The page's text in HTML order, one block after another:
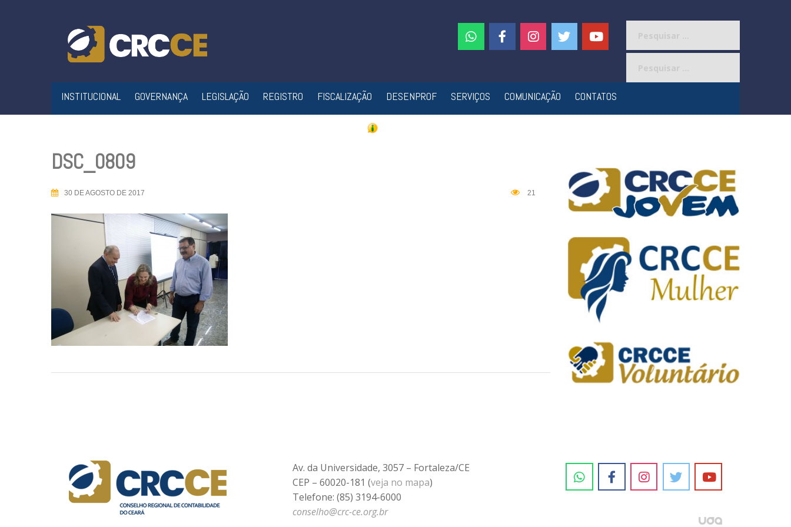
INSTITUCIONAL GOVERNANÇA LEGISLAÇÃO REGISTRO FISCALIZAÇÃO DESENPROF SERVIÇOS COMUNICAÇÃO CONTATOS
DSC_0809
30 DE AGOSTO DE 2017 21
Av. da Universidade, 3057 – Fortaleza/CE
CEP – 60020-181 (veja no mapa)
Telefone: (85) 3194-6000
conselho@crc-ce.org.br